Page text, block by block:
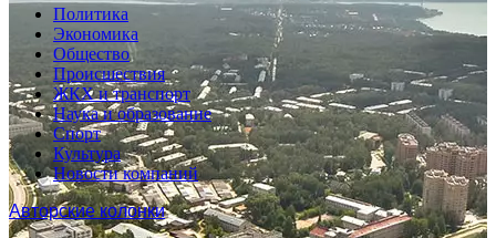
Политика
Экономика
Общество
Происшествия
ЖКХ и транспорт
Наука и образование
Спорт
Культура
Новости компаний
Авторские колонки